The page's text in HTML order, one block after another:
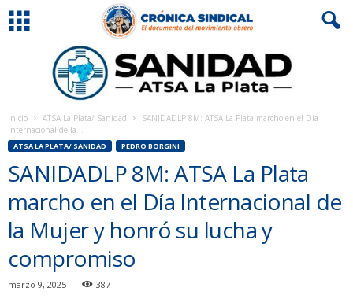
Inicio ATSA La Plata/ Sanidad
SANIDADLP 8M: ATSA La Plata marcho en el Día
Internacional de la...
ATSA LA PLATA/ SANIDAD PEDRO BORGINI
SANIDADLP 8M: ATSA La Plata
marcho en el Día Internacional de
la Mujer y honró su lucha y
compromiso
marzo 9, 2025 387